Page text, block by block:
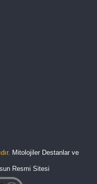
Mitolojiler Destanlar ve
Resmi Sitesi